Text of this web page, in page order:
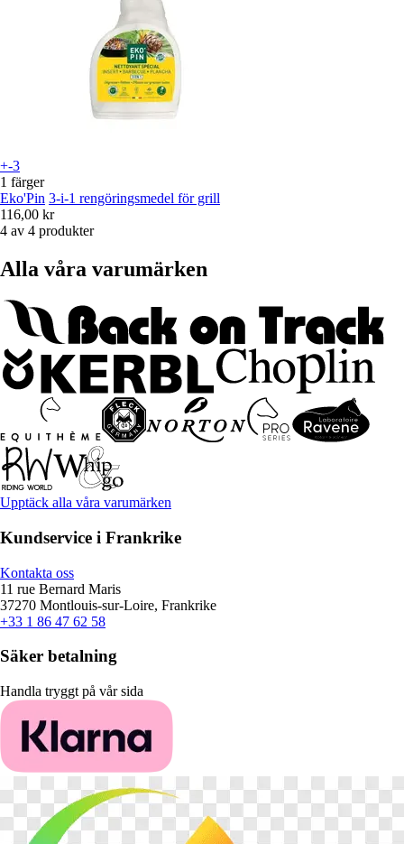
+-3
1 färger
Eko'Pin 3-i-1 rengöringsmedel för grill
116,00 kr
4 av 4 produkter
Alla våra varumärken
Upptäck alla våra varumärken
Kundservice i Frankrike
Kontakta oss
11 rue Bernard Maris
37270 Montlouis-sur-Loire, Frankrike
+33 1 86 47 62 58
Säker betalning
Handla tryggt på vår sida